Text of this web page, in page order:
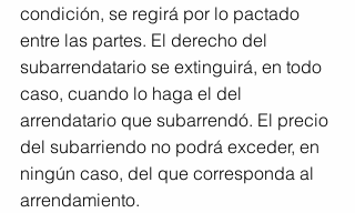
condición, se regirá por lo pactado
entre las partes. El derecho del
subarrendatario se extinguirá, en todo
caso, cuando lo haga el del
arrendatario que subarrendó. El precio
del subarriendo no podrá exceder, en
ningún caso, del que corresponda al
arrendamiento.